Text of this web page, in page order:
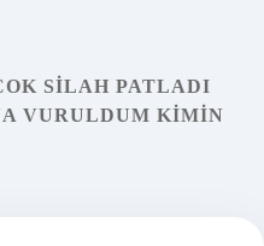
SILAH PATLADI
VURULDUM KIMIN